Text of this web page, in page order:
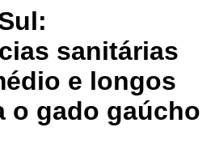
sanitárias
e longos
o gado gaúcho